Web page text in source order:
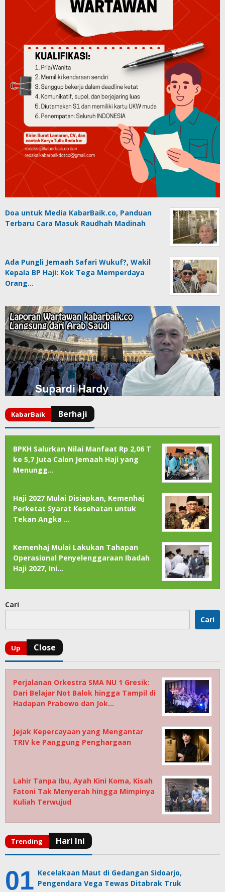
Doa untuk Media KabarBaik.co, Panduan
Terbaru Cara Masuk Raudhah Madinah
Ada Pungli Jemaah Safari Wukuf?, Wakil
Kepala BP Haji: Kok Tega Memperdaya
Orang…
BPKH Salurkan Nilai Manfaat Rp 2,06 T
ke 5,7 Juta Calon Jemaah Haji yang
Menungg…
Haji 2027 Mulai Disiapkan, Kemenhaj
Perketat Syarat Kesehatan untuk
Tekan Angka …
Kemenhaj Mulai Lakukan Tahapan
Operasional Penyelenggaraan Ibadah
Haji 2027, Ini…
Cari
Cari
Perjalanan Orkestra SMA NU 1 Gresik:
Dari Belajar Not Balok hingga Tampil di
Hadapan Prabowo dan Jok…
Jejak Kepercayaan yang Mengantar
TRIV ke Panggung Penghargaan
Lahir Tanpa Ibu, Ayah Kini Koma, Kisah
Fatoni Tak Menyerah hingga Mimpinya
Kuliah Terwujud
Kecelakaan Maut di Gedangan Sidoarjo,
Pengendara Vega Tewas Ditabrak Truk